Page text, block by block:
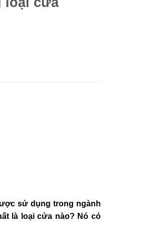
sử dụng trong ngành
là loại cửa nào? Nó có